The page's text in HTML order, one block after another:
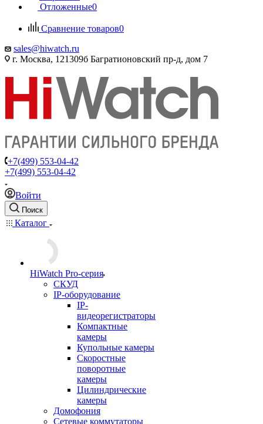
Отложенные0
Сравнение товаров0
sales@hiwatch.ru
г. Москва, 121309б Багратионовский пр-д, дом 7
+7(499) 553-04-42
+7(499) 553-04-42
Войти
Поиск
Каталог
HiWatch Pro-серия
CКУД
IP-оборудование
IP-
видеорегистраторы
Компактные
камеры
Купольные камеры
Скоростные
поворотные
камеры
Цилиндрические
камеры
Домофония
Сетевые коммутаторы